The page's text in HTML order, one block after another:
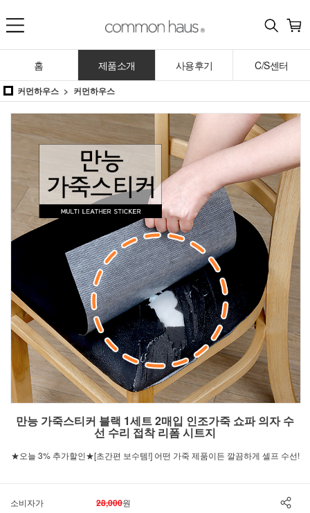
홈 제품소개 사용후기 C/S센터
커먼하우스 커먼하우스
만능 가죽스티커 블랙 1세트 2매입 인조가죽 쇼파 의자 수
선 수리 접착 리폼 시트지
★오늘 3% 추가할인★[초간편 보수템!] 어떤 가죽 제품이든 깔끔하게 셀프 수선!
소비자가 28,000원